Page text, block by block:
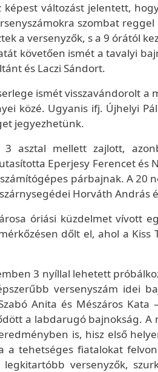
képest változást jelentett,
szombat
a versenyzők, s a 9 órától
követően ismét a tavalyi
és Laczi Sándort.
ismét visszavándorolt a
közé. Ugyanis ifj. Újhelyi
jegyezhetünk.
asztal mellett zajlott,
Eperjesy Ferencet
párbajnak. A 20
Horváth András
óriási küzdelmet vívott
dőlt el, ahol a
3 nyíllal lehetett
versenyszám idei
Anita és Mészáros
a labdarugó bajnokság.
is, hisz első
a tehetséges fiatalokat
versenyzők,